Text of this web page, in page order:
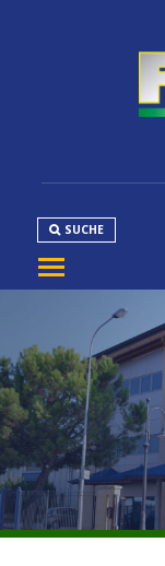
SUCHE
PRODUKTE
NORMEN
MEDIEN
DOWNLOAD
KUNDENDIENST